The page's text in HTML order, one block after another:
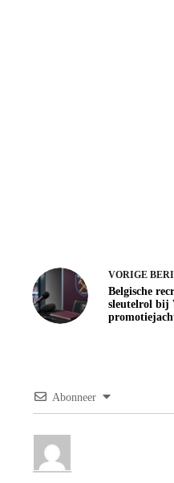
VORIGE
Belgische
sleutelrol bij
Abonneer